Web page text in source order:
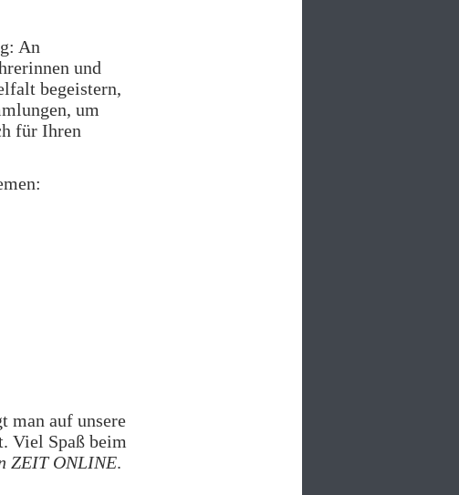
An
und
begeistern,
um
für Ihren
man auf unsere
Viel Spaß beim
ZEIT ONLINE.